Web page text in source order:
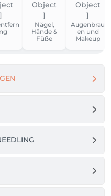
Nägel,
Hände &
Füße
Augenbrau
en und
Makeup